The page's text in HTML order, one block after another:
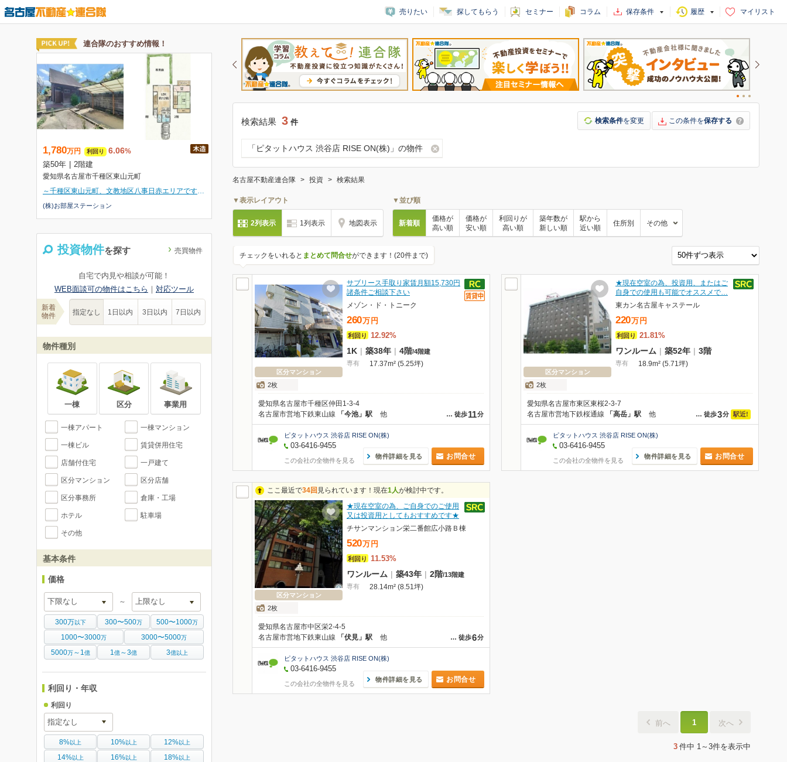
売りたい 探してもらう セミナー コラム 保存条件 履歴 マイリスト
投資物件を探す 売買物件
自宅で内見や相談が可能！
WEB面談可の物件はこちら ｜ 対応ツール
新着
物件
指定なし 1日以内 3日以内 7日以内
物件種別
一棟 区分 事業用
一棟アパート 一棟マンション
一棟ビル 賃貸併用住宅
店舗付住宅 一戸建て
区分マンション 区分店舗
区分事務所 倉庫・工場
ホテル 駐車場
その他
基本条件
価格
～
300万 以下 300〜500万 500〜1000万
1000〜3000万 3000〜5000万
5000万～1 億 1億～3億 3億以上
利回り・年収
利回り
8%以上 10%以上 12%以上
14%以上 16%以上 18%以上
検索結果 3 件 検索条件を変更 この条件を保存する
「ピタットハウス 渋谷店 RISE ON(株)」の物件
名古屋不動産連合隊 投資 検索結果
▼表示レイアウト
2列表示 1列表示 地図表示
▼並び順
新着順
価格が
高い順
価格が
安い順
利回りが
高い順
築年数が
新しい順
駅から
近い順
住所別 その他
チェックをいれると まとめて問合せができます！(20件まで)
区分マンション
2枚
サブリース手取り家賃月額15,730円
諸条件ご相談下さい
メゾン・ド・トニーク
260万 円
利回り 12.92%
1K | 築38年 | 4階/4階建
専有
17.37m² (5.25坪)
愛知県名古屋市千種区仲田1-3-4
… 徒歩11分
名古屋市営地下鉄東山線 「今池」駅 他
ピタットハウス 渋谷店 RISE ON(株)
03-6416-9455
この会社の全物件を見る
物件詳細を見る お問合せ
区分マンション
2枚
★現在空室の為、投資用、またはご
自身での使用も可能でオススメで…
東カン名古屋キャステール
220万 円
利回り 21.81%
ワンルーム | 築52年 | 3階
専有 18.9m² (5.71坪)
愛知県名古屋市東区東桜2-3-7
… 徒歩3分 駅近!
名古屋市営地下鉄桜通線 「高岳」駅 他
ピタットハウス 渋谷店 RISE ON(株)
03-6416-9455
この会社の全物件を見る
物件詳細を見る お問合せ
ここ最近で34回 見られています！現在1人が検討中です。
区分マンション
2枚
★現在空室の為、ご自身でのご使用
又は投資用としてもおすすめです★
チサンマンション栄二番館広小路Ｂ棟
520万 円
利回り 11.53%
ワンルーム | 築43年 | 2階/13階建
専有
28.14m² (8.51坪)
愛知県名古屋市中区栄2-4-5
… 徒歩6分
名古屋市営地下鉄東山線 「伏見」駅 他
ピタットハウス 渋谷店 RISE ON(株)
03-6416-9455
この会社の全物件を見る
物件詳細を見る お問合せ
前へ 1 次へ
3 件中 1～3件を表示中